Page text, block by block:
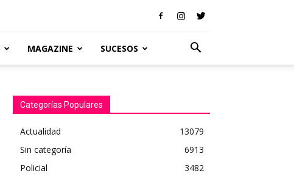
MAGAZINE SUCESOS
Categorías Populares
Actualidad
13079
Sin categoría
6913
Policial
3482